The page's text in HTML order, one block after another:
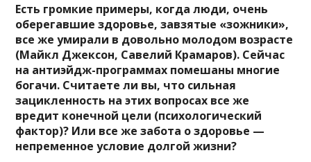
Есть громкие примеры, когда люди, очень
оберегавшие здоровье, завзятые «зожники»,
все же умирали в довольно молодом возрасте
(Майкл Джексон, Савелий Крамаров). Сейчас
на антиэйдж-программах помешаны многие
богачи. Считаете ли вы, что сильная
зацикленность на этих вопросах все же
вредит конечной цели (психологический
фактор)? Или все же забота о здоровье —
непременное условие долгой жизни?